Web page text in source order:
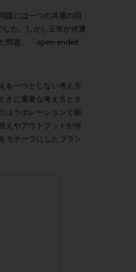
題には一つの共通の回
た。しかし正答が何通
問題、「open-ended
を一つとしない考え方
きに重要な考え方とさ
コラボレーションで新
えやアウトプットが何
モチーフにしたブラン